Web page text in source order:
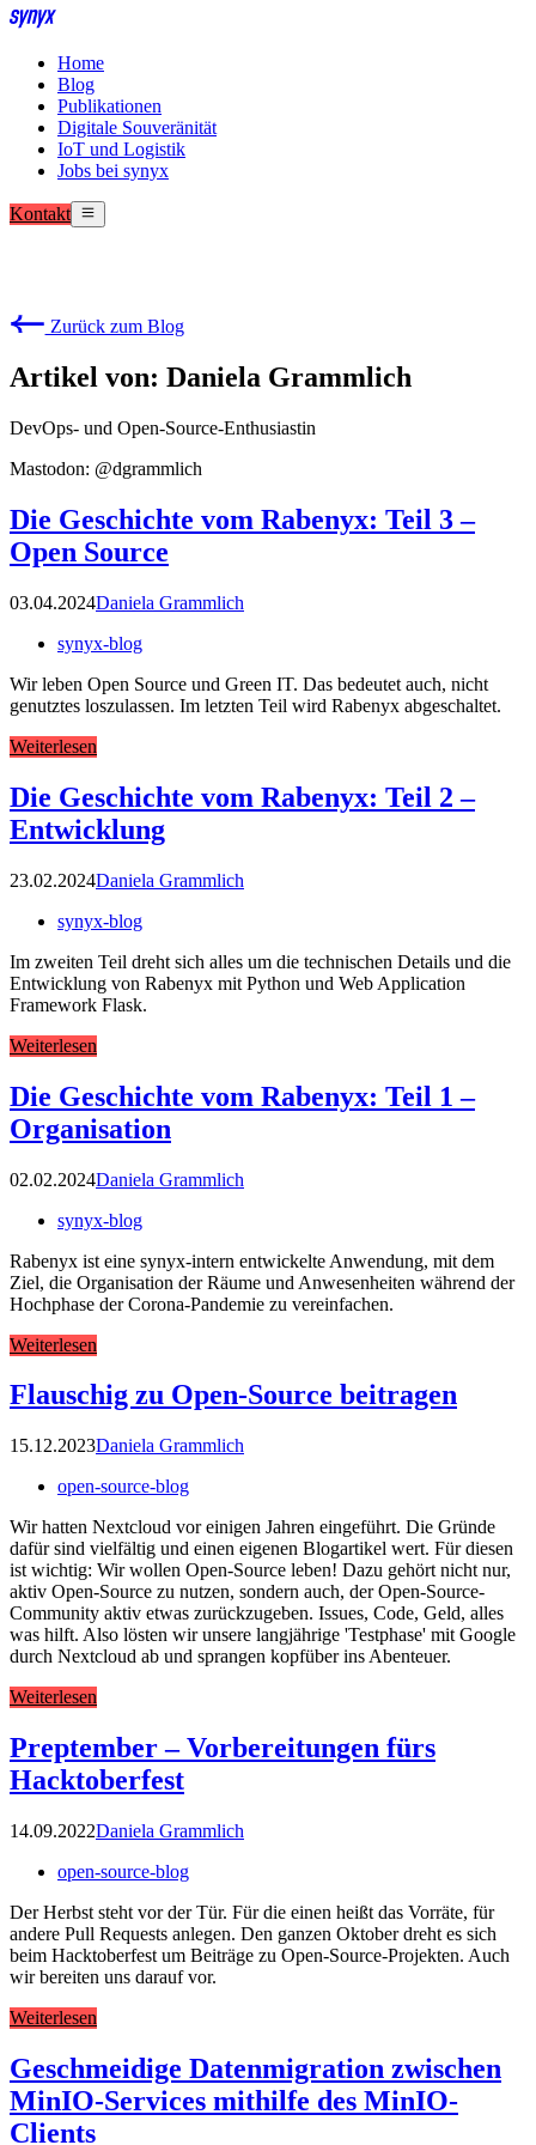
Home
Blog
Publikationen
Digitale Souveränität
IoT und Logistik
Jobs bei synyx
Kontakt
Zurück zum Blog
Artikel von: Daniela Grammlich
DevOps- und Open-Source-Enthusiastin
Mastodon: @dgrammlich
Die Geschichte vom Rabenyx: Teil 3 –
Open Source
03.04.2024Daniela Grammlich
synyx-blog
Wir leben Open Source und Green IT. Das bedeutet auch, nicht
genutztes loszulassen. Im letzten Teil wird Rabenyx abgeschaltet.
Weiterlesen
Die Geschichte vom Rabenyx: Teil 2 –
Entwicklung
23.02.2024Daniela Grammlich
synyx-blog
Im zweiten Teil dreht sich alles um die technischen Details und die
Entwicklung von Rabenyx mit Python und Web Application
Framework Flask.
Weiterlesen
Die Geschichte vom Rabenyx: Teil 1 –
Organisation
02.02.2024Daniela Grammlich
synyx-blog
Rabenyx ist eine synyx-intern entwickelte Anwendung, mit dem
Ziel, die Organisation der Räume und Anwesenheiten während der
Hochphase der Corona-Pandemie zu vereinfachen.
Weiterlesen
Flauschig zu Open-Source beitragen
15.12.2023Daniela Grammlich
open-source-blog
Wir hatten Nextcloud vor einigen Jahren eingeführt. Die Gründe
dafür sind vielfältig und einen eigenen Blogartikel wert. Für diesen
ist wichtig: Wir wollen Open-Source leben! Dazu gehört nicht nur,
aktiv Open-Source zu nutzen, sondern auch, der Open-Source-
Community aktiv etwas zurückzugeben. Issues, Code, Geld, alles
was hilft. Also lösten wir unsere langjährige 'Testphase' mit Google
durch Nextcloud ab und sprangen kopfüber ins Abenteuer.
Weiterlesen
Preptember – Vorbereitungen fürs
Hacktoberfest
14.09.2022Daniela Grammlich
open-source-blog
Der Herbst steht vor der Tür. Für die einen heißt das Vorräte, für
andere Pull Requests anlegen. Den ganzen Oktober dreht es sich
beim Hacktoberfest um Beiträge zu Open-Source-Projekten. Auch
wir bereiten uns darauf vor.
Weiterlesen
Geschmeidige Datenmigration zwischen
MinIO-Services mithilfe des MinIO-
Clients